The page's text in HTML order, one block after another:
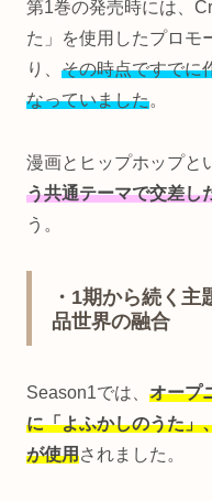
第1巻の発売時には、
た」を使用したプロモ
り、 その時点ですでに
なっていました。
漫画とヒップホップと
う共通テーマで交差し
う。
・1期から続く
品世界の融合
Season1では、 オープ
に「よふかしのうた」
が使用されました。